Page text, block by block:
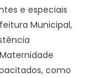
e especiais
Municipal,
como